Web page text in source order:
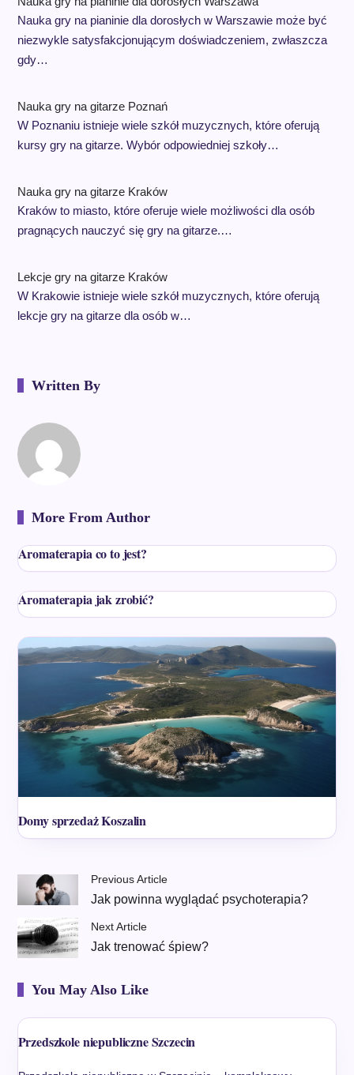
Nauka gry na pianinie dla dorosłych w Warszawie może być
niezwykle satysfakcjonującym doświadczeniem, zwłaszcza
gdy…
Nauka gry na gitarze Poznań
W Poznaniu istnieje wiele szkół muzycznych, które oferują
kursy gry na gitarze. Wybór odpowiedniej szkoły…
Nauka gry na gitarze Kraków
Kraków to miasto, które oferuje wiele możliwości dla osób
pragnących nauczyć się gry na gitarze.…
Lekcje gry na gitarze Kraków
W Krakowie istnieje wiele szkół muzycznych, które oferują
lekcje gry na gitarze dla osób w…
Written By
More From Author
Aromaterapia co to jest?
Aromaterapia jak zrobić?
Domy sprzedaż Koszalin
Previous Article
Jak powinna wyglądać psychoterapia?
Next Article
Jak trenować śpiew?
You May Also Like
Przedszkole niepubliczne Szczecin